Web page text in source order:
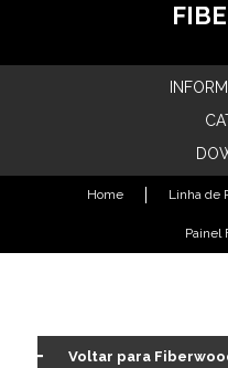
Home Linha de
Painel
Voltar para